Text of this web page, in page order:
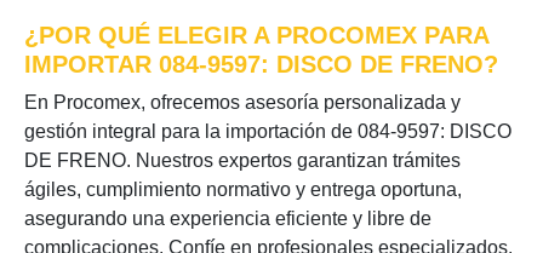
¿POR QUÉ ELEGIR A PROCOMEX PARA
IMPORTAR 084-9597: DISCO DE FRENO?
En Procomex, ofrecemos asesoría personalizada y
gestión integral para la importación de 084-9597: DISCO
DE FRENO. Nuestros expertos garantizan trámites
ágiles, cumplimiento normativo y entrega oportuna,
asegurando una experiencia eficiente y libre de
complicaciones. Confíe en profesionales especializados.